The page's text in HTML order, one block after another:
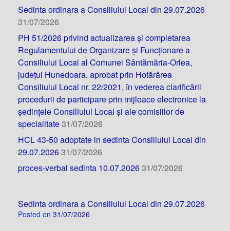
Sedinta ordinara a Consiliului Local din 29.07.2026
31/07/2026
PH 51/2026 privind actualizarea și completarea
Regulamentului de Organizare și Funcționare a
Consiliului Local al Comunei Sântămăria-Orlea,
județul Hunedoara, aprobat prin Hotărârea
Consiliului Local nr. 22/2021, în vederea clarificării
procedurii de participare prin mijloace electronice la
ședințele Consiliului Local și ale comisiilor de
specialitate31/07/2026
HCL 43-50 adoptate in sedinta Consiliului Local din
29.07.202631/07/2026
proces-verbal sedinta 10.07.202631/07/2026
Sedinta ordinara a Consiliului Local din 29.07.2026
Posted on 31/07/2026